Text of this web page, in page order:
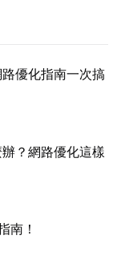
優化指南一次搞
？網路優化這樣
南！